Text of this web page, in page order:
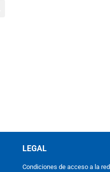
LEGAL
Condiciones de acceso a la red